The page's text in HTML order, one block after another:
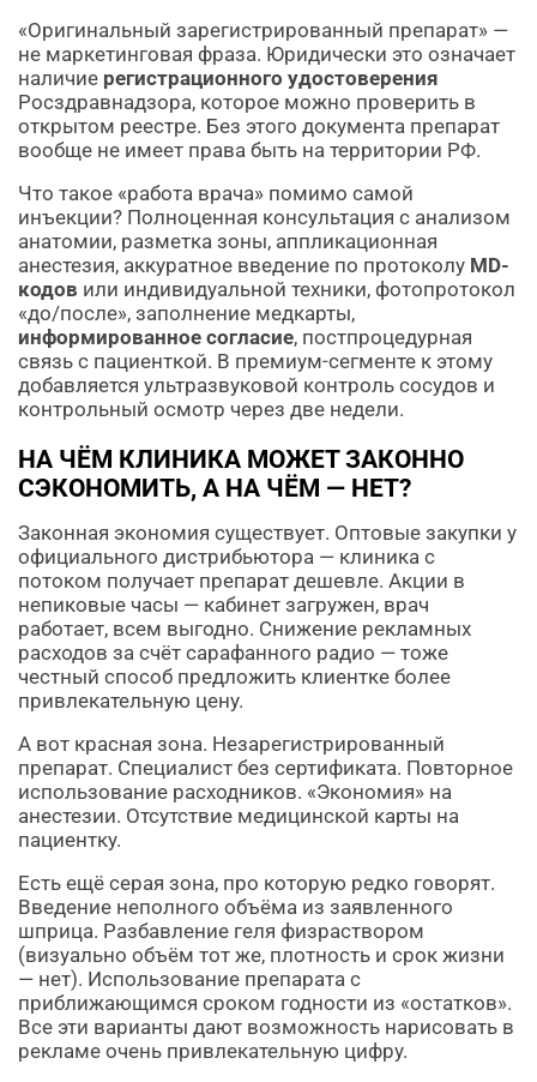
«Оригинальный зарегистрированный препарат» —
не маркетинговая фраза. Юридически это означает
наличие регистрационного удостоверения
Росздравнадзора, которое можно проверить в
открытом реестре. Без этого документа препарат
вообще не имеет права быть на территории РФ.
Что такое «работа врача» помимо самой
инъекции? Полноценная консультация с анализом
анатомии, разметка зоны, аппликационная
анестезия, аккуратное введение по протоколу MD-
кодов или индивидуальной техники, фотопротокол
«до/после», заполнение медкарты,
информированное согласие, постпроцедурная
связь с пациенткой. В премиум-сегменте к этому
добавляется ультразвуковой контроль сосудов и
контрольный осмотр через две недели.
НА ЧЁМ КЛИНИКА МОЖЕТ ЗАКОННО
СЭКОНОМИТЬ, А НА ЧЁМ — НЕТ?
Законная экономия существует. Оптовые закупки у
официального дистрибьютора — клиника с
потоком получает препарат дешевле. Акции в
непиковые часы — кабинет загружен, врач
работает, всем выгодно. Снижение рекламных
расходов за счёт сарафанного радио — тоже
честный способ предложить клиентке более
привлекательную цену.
А вот красная зона. Незарегистрированный
препарат. Специалист без сертификата. Повторное
использование расходников. «Экономия» на
анестезии. Отсутствие медицинской карты на
пациентку.
Есть ещё серая зона, про которую редко говорят.
Введение неполного объёма из заявленного
шприца. Разбавление геля физраствором
(визуально объём тот же, плотность и срок жизни
— нет). Использование препарата с
приближающимся сроком годности из «остатков».
Все эти варианты дают возможность нарисовать в
рекламе очень привлекательную цифру.